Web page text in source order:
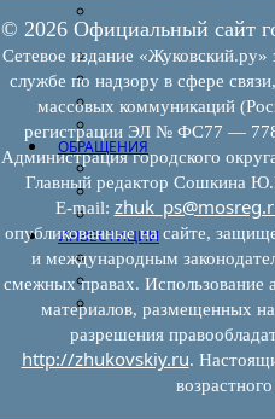
среднего
Контакты
Книга жалоб
Законодательство
Конкурсы
ОБРАЩЕНИЯ
Обращения граждан
Графики личного
Информация
ИНВЕСТИЦИИ
Инвестиционный
Муниципально-
Новости инвестиций
© 2026 Официальный сайт
Сетевое издание «Жуковский.ру»
службе по надзору в сфере
массовых коммуникаций
регистрации ЭЛ № ФС77 —
Администрация городского
Главный редактор Сошкина
E‑mail:
опубликованные на сайте,
и международным
смежных правах. Использование
материалов, размещенных на
разрешения
http://zhukovskiy.ru.